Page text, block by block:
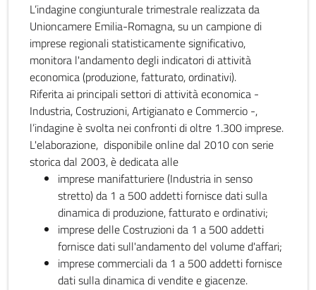
L’indagine congiunturale trimestrale realizzata da
Unioncamere Emilia-Romagna, su un campione di
imprese regionali statisticamente significativo,
monitora l'andamento degli indicatori di attività
economica (produzione, fatturato, ordinativi).
Riferita ai principali settori di attività economica -
Industria, Costruzioni, Artigianato e Commercio -,
l’indagine è svolta nei confronti di oltre 1.300 imprese.
L'elaborazione, disponibile online dal 2010 con serie
storica dal 2003, è dedicata alle
imprese manifatturiere (Industria in senso
stretto) da 1 a 500 addetti fornisce dati sulla
dinamica di produzione, fatturato e ordinativi;
imprese delle Costruzioni da 1 a 500 addetti
fornisce dati sull'andamento del volume d'affari;
imprese commerciali da 1 a 500 addetti fornisce
dati sulla dinamica di vendite e giacenze.